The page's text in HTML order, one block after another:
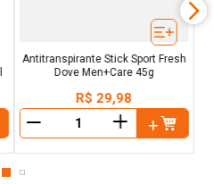
Antitranspirante Stick Sport Fresh
Dove Men+Care 45g
R$ 29,98
＋